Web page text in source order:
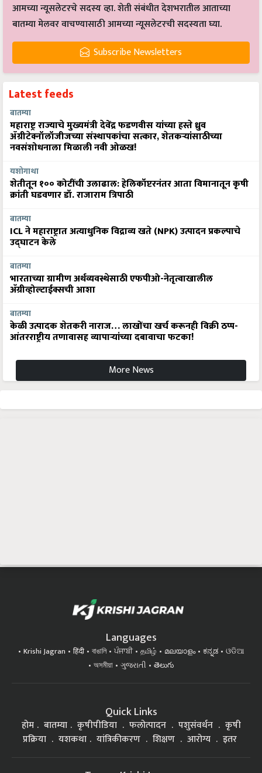
आमच्या न्यूसलेटरचे सदस्य व्हा. शेती संबंधीत देशभरातील आताच्या
बातम्या मेलवर वाचण्यासाठी आमच्या न्यूसलेटरची सदस्यता घ्या.
Subscribe Newsletters
Latest feeds
बातम्या
महाराष्ट्र राज्याचे मुख्यमंत्री देवेंद्र फडणवीस यांच्या हस्ते ध्रुव
ॲग्रीटेक्नॉलॉजीजच्या संस्थापकांचा सत्कार, शेतकऱ्यांसाठीच्या
नवसंशोधनाला मिळाली नवी ओळख!
यशोगाथा
शेतीतून १०० कोटींची उलाढाल: हेलिकॉप्टरनंतर आता विमानातून कृषी
क्रांती घडवणार डॉ. राजाराम त्रिपाठी
बातम्या
ICL ने महाराष्ट्रात अत्याधुनिक विद्राव्य खते (NPK) उत्पादन प्रकल्पाचे
उद्घाटन केले
बातम्या
भारताच्या ग्रामीण अर्थव्यवस्थेसाठी एफपीओ-नेतृत्वाखालील
अ‍ॅग्रीव्होल्टाईक्सची आशा
बातम्या
केळी उत्पादक शेतकरी नाराज… लाखोंचा खर्च करूनही विक्री ठप्प-
आंतरराष्ट्रीय तणावासह व्यापाऱ्यांच्या दबावाचा फटका!
More News
Languages
Krishi Jagran हिंदी বাঙালি ਪੰਜਾਬੀ தமிழ் മലയാളം ಕನ್ನಡ
ଓଡିଆ
অসমীয়া
ગુજરાતી తెలుగు
Quick Links
होम बातम्या कृषीपीडिया फलोत्पादन पशुसंवर्धन
कृषी
प्रक्रिया
यशकथा यांत्रिकीकरण शिक्षण आरोग्य इतर